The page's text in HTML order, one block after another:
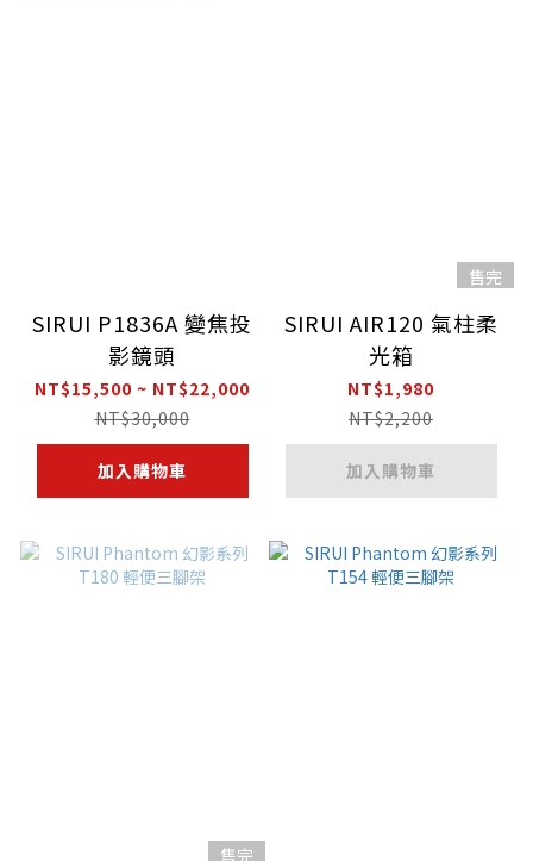
SIRUI P1836A 變焦投
影鏡頭
NT$15,500 ~ NT$22,000
NT$30,000
加入購物車
售完
SIRUI AIR120 氣柱柔
光箱
NT$1,980
NT$2,200
加入購物車
售完